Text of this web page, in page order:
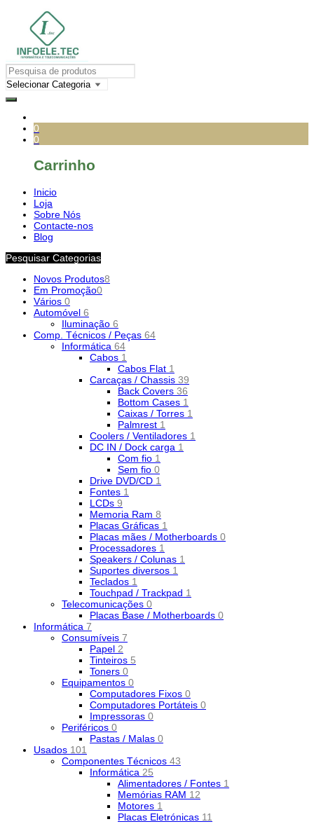
0
0
Carrinho
Inicio
Loja
Sobre Nós
Contacte-nos
Blog
Pesquisar Categorias
Novos Produtos8
Em Promoção0
Vários 0
Automóvel 6
Iluminação 6
Comp. Técnicos / Peças 64
Informática 64
Cabos 1
Cabos Flat 1
Carcaças / Chassis 39
Back Covers 36
Bottom Cases 1
Caixas / Torres 1
Palmrest 1
Coolers / Ventiladores 1
DC IN / Dock carga 1
Com fio 1
Sem fio 0
Drive DVD/CD 1
Fontes 1
LCDs 9
Memoria Ram 8
Placas Gráficas 1
Placas mães / Motherboards 0
Processadores 1
Speakers / Colunas 1
Suportes diversos 1
Teclados 1
Touchpad / Trackpad 1
Telecomunicações 0
Placas Base / Motherboards 0
Informática 7
Consumíveis 7
Papel 2
Tinteiros 5
Toners 0
Equipamentos 0
Computadores Fixos 0
Computadores Portáteis 0
Impressoras 0
Periféricos 0
Pastas / Malas 0
Usados 101
Componentes Técnicos 43
Informática 25
Alimentadores / Fontes 1
Memórias RAM 12
Motores 1
Placas Eletrónicas 11